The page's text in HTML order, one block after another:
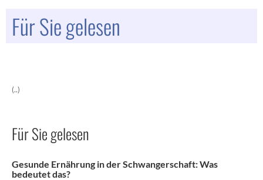
Für Sie gelesen
(..)
Für Sie gelesen
Gesunde Ernährung in der Schwangerschaft: Was
bedeutet das?